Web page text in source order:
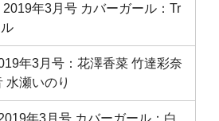
年3月号 カバーガール：Tr
年3月号：花澤香菜 竹達彩奈
水瀬いのり
年3月号 カバーガール：白